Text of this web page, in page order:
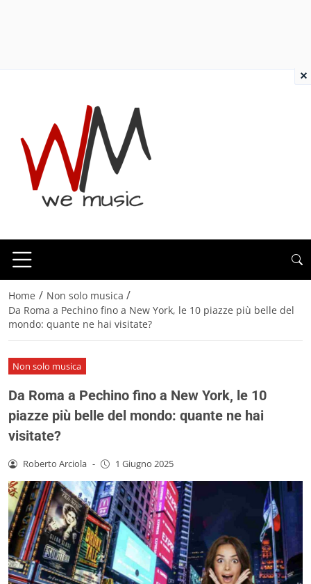
Home / Non solo musica /
Da Roma a Pechino fino a New York, le 10 piazze più belle del
mondo: quante ne hai visitate?
Non solo musica
Da Roma a Pechino fino a New York, le 10
piazze più belle del mondo: quante ne hai
visitate?
Roberto Arciola - 1 Giugno 2025
×